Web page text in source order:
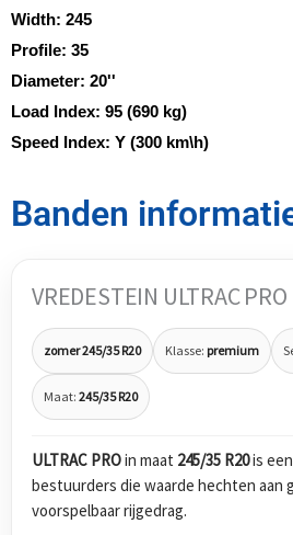
Width: 245
Profile: 35
Diameter: 20''
Load Index: 95 (690 kg)
Speed Index: Y (300 km\h)
Banden
VREDESTEIN ULTRAC PRO
zomer 245/35 R20 Klasse: premium
Maat: 245/35 R20
ULTRAC PROin maat 245/35 R20is een
bestuurders die waarde hechten aan
voorspelbaar rijgedrag.